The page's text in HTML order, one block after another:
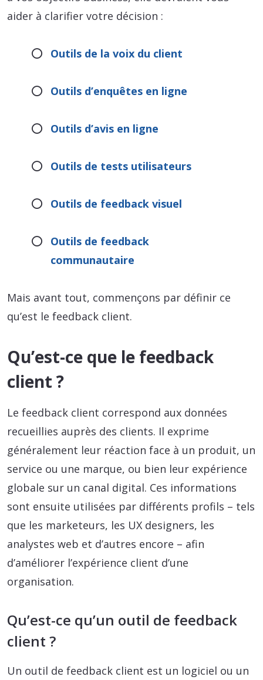
aider à clarifier votre décision :
Outils de la voix du client
Outils d’enquêtes en ligne
Outils d’avis en ligne
Outils de tests utilisateurs
Outils de feedback visuel
Outils de feedback
communautaire
Mais avant tout, commençons par définir ce
qu’est le feedback client.
Qu’est-ce que le feedback
client ?
Le feedback client correspond aux données
recueillies auprès des clients. Il exprime
généralement leur réaction face à un produit, un
service ou une marque, ou bien leur expérience
globale sur un canal digital. Ces informations
sont ensuite utilisées par différents profils – tels
que les marketeurs, les UX designers, les
analystes web et d’autres encore – afin
d’améliorer l’expérience client d’une
organisation.
Qu’est-ce qu’un outil de feedback
client ?
Un outil de feedback client est un logiciel ou un